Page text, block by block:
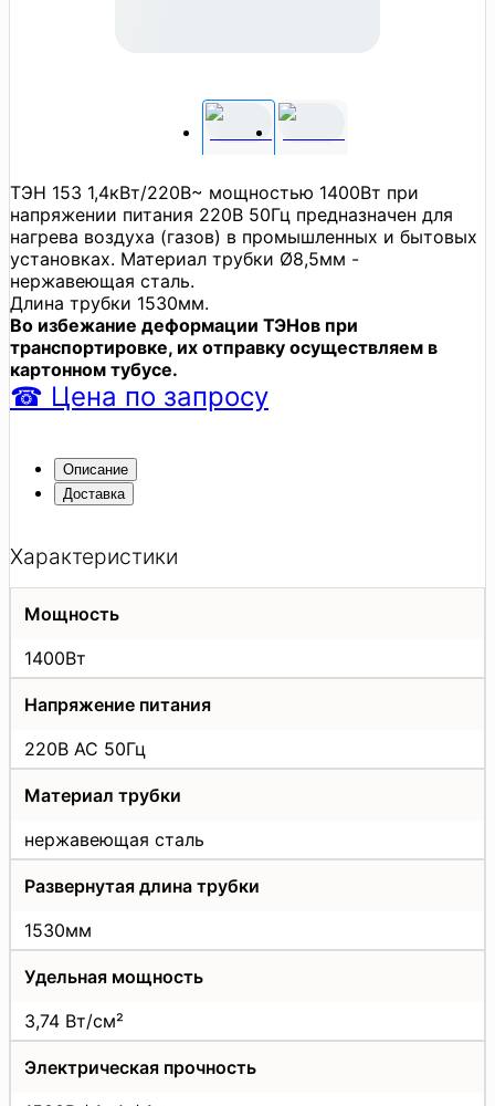
ТЭН 153 1,4кВт/220В~ мощностью 1400Вт при
напряжении питания 220В 50Гц предназначен для
нагрева воздуха (газов) в промышленных и бытовых
установках. Материал трубки Ø8,5мм -
нержавеющая сталь.
Длина трубки 1530мм.
Во избежание деформации ТЭНов при
транспортировке, их отправку осуществляем в
картонном тубусе.
☎ Цена по запросу
Описание
Доставка
Характеристики
Мощность
1400Вт
Напряжение питания
220В АС 50Гц
Материал трубки
нержавеющая сталь
Развернутая длина трубки
1530мм
Удельная мощность
3,74 Вт/см²
Электрическая прочность